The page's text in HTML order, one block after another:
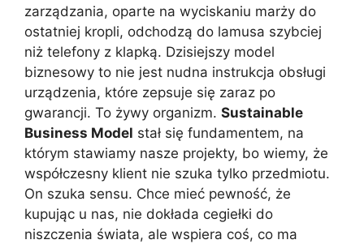
zarządzania, oparte na wyciskaniu marży do
ostatniej kropli, odchodzą do lamusa szybciej
niż telefony z klapką. Dzisiejszy model
biznesowy to nie jest nudna instrukcja obsługi
urządzenia, które zepsuje się zaraz po
gwarancji. To żywy organizm. Sustainable
Business Model stał się fundamentem, na
którym stawiamy nasze projekty, bo wiemy, że
współczesny klient nie szuka tylko przedmiotu.
On szuka sensu. Chce mieć pewność, że
kupując u nas, nie dokłada cegiełki do
niszczenia świata, ale wspiera coś, co ma